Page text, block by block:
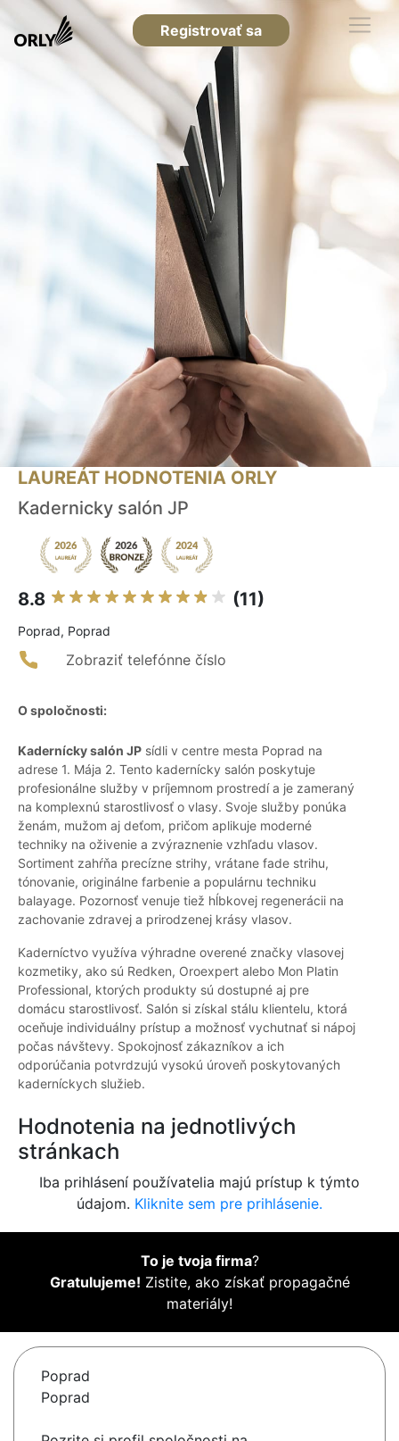
Registrovať sa
LAUREÁT HODNOTENIA ORLY
Kadernicky salón JP
8.8 (11)
Poprad, Poprad
Zobraziť telefónne číslo
O spoločnosti:
Kadernícky salón JP sídli v centre mesta Poprad na
adrese 1. Mája 2. Tento kadernícky salón poskytuje
profesionálne služby v príjemnom prostredí a je zameraný
na komplexnú starostlivosť o vlasy. Svoje služby ponúka
ženám, mužom aj deťom, pričom aplikuje moderné
techniky na oživenie a zvýraznenie vzhľadu vlasov.
Sortiment zahŕňa precízne strihy, vrátane fade strihu,
tónovanie, originálne farbenie a populárnu techniku
balayage. Pozornosť venuje tiež hĺbkovej regenerácii na
zachovanie zdravej a prirodzenej krásy vlasov.
Kaderníctvo využíva výhradne overené značky vlasovej
kozmetiky, ako sú Redken, Oroexpert alebo Mon Platin
Professional, ktorých produkty sú dostupné aj pre
domácu starostlivosť. Salón si získal stálu klientelu, ktorá
oceňuje individuálny prístup a možnosť vychutnať si nápoj
počas návštevy. Spokojnosť zákazníkov a ich
odporúčania potvrdzujú vysokú úroveň poskytovaných
kaderníckych služieb.
Hodnotenia na jednotlivých
stránkach
Iba prihlásení používatelia majú prístup k týmto
údajom. Kliknite sem pre prihlásenie.
To je tvoja firma?
Gratulujeme! Zistite, ako získať propagačné
materiály!
Poprad
Poprad